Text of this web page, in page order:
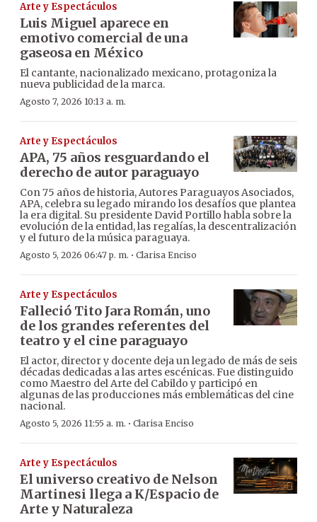
Arte y Espectáculos
Luis Miguel aparece en
emotivo comercial de una
gaseosa en México
El cantante, nacionalizado mexicano, protagoniza la
nueva publicidad de la marca.
Agosto 7, 2026 10:13 a. m.
Arte y Espectáculos
APA, 75 años resguardando el
derecho de autor paraguayo
Con 75 años de historia, Autores Paraguayos Asociados,
APA, celebra su legado mirando los desafíos que plantea
la era digital. Su presidente David Portillo habla sobre la
evolución de la entidad, las regalías, la descentralización
y el futuro de la música paraguaya.
Agosto 5, 2026 06:47 p. m. · Clarisa Enciso
Arte y Espectáculos
Falleció Tito Jara Román, uno
de los grandes referentes del
teatro y el cine paraguayo
El actor, director y docente deja un legado de más de seis
décadas dedicadas a las artes escénicas. Fue distinguido
como Maestro del Arte del Cabildo y participó en
algunas de las producciones más emblemáticas del cine
nacional.
Agosto 5, 2026 11:55 a. m. · Clarisa Enciso
Arte y Espectáculos
El universo creativo de Nelson
Martinesi llega a K/Espacio de
Arte y Naturaleza